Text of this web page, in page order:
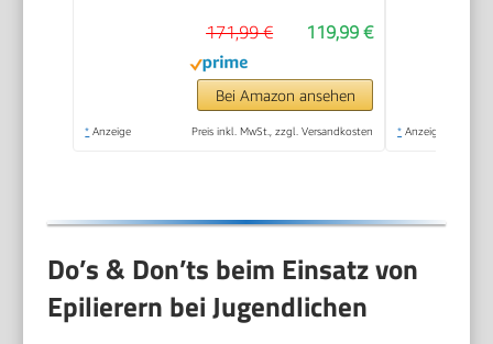
119,99 €
171,99 €
Bei Amazon ansehen
* Anzeige Preis inkl. MwSt., zzgl. Versandkosten * Anzeige
Do’s & Don’ts beim Einsatz von
Epilierern bei Jugendlichen